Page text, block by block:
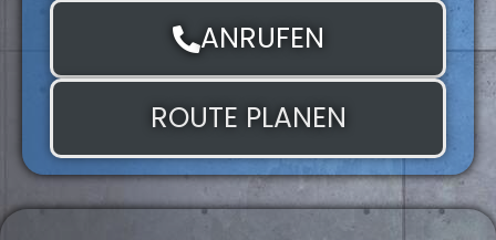
ANRUFEN
ROUTE PLANEN